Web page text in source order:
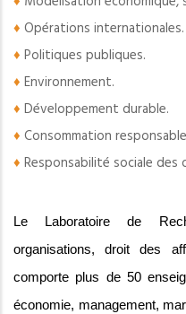
♦ Opérations internationales.
♦ Politiques publiques.
♦ Environnement.
♦ Développement durable.
♦ Consommation
♦ Responsabilité sociale des
Le Laboratoire de
organisations, droit des
comporte plus de 50
économie, management,